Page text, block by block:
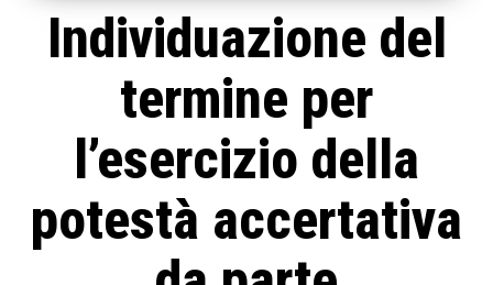
Individuazione del
termine per
l’esercizio della
potestà accertativa